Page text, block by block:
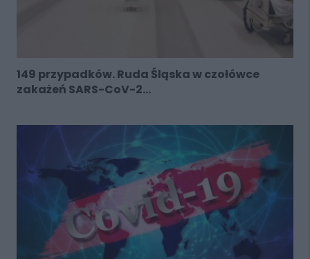
149 przypadków. Ruda Śląska w czołówce
zakażeń SARS-CoV-2...